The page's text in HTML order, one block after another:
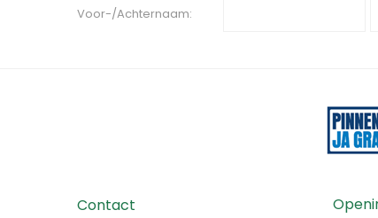
Voor-/Achternaam:
Contact